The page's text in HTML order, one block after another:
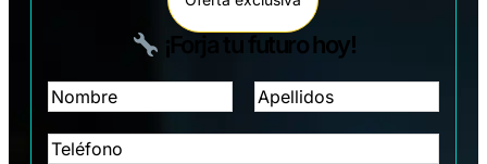
¡Forja tu futuro hoy!